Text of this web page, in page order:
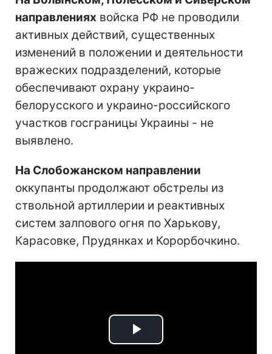
направлениях войска РФ не проводили
активных действий, существенных
изменений в положении и деятельности
вражеских подразделений, которые
обеспечивают охрану украино-
белорусского и украино-российского
участков госграницы Украины - не
выявлено.
На Слобожанском направлении
оккупанты продолжают обстрелы из
ствольной артиллерии и реактивных
систем залпового огня по Харькову,
Карасовке, Прудянках и Корорбочкино.
Play